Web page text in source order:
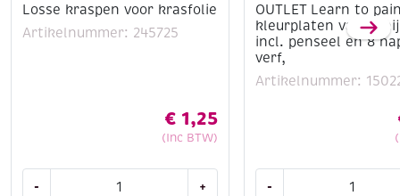
Losse kraspen voor krasfolie
Artikelnummer: 245725
€ 1,25
(Inc BTW)
- +
OUTLET Learn to
kleurplaten van
incl. penseel en 8
verf,
Artikelnummer:
-